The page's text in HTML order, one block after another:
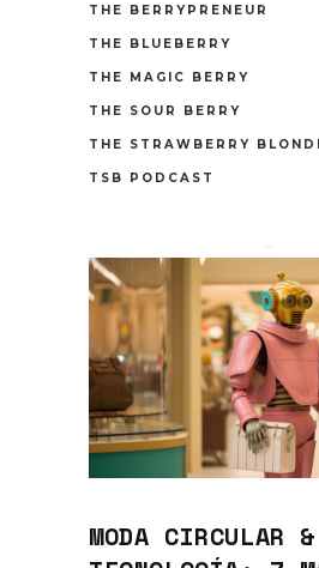
THE BERRYPRENEUR
THE BLUEBERRY
THE MAGIC BERRY
THE SOUR BERRY
THE STRAWBERRY
TSB PODCAST
MODA CIRCULAR &